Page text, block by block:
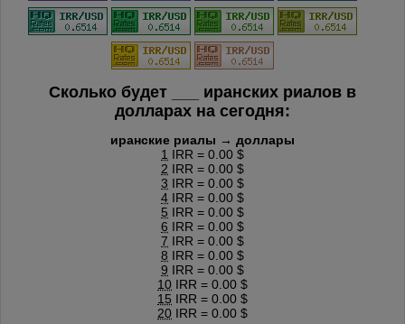
Сколько будет
иранских риалов в
долларах на сегодня:
иранские риалы → доллары
1 IRR = 0.00 $
2 IRR = 0.00 $
3 IRR = 0.00 $
4 IRR = 0.00 $
5 IRR = 0.00 $
6 IRR = 0.00 $
7 IRR = 0.00 $
8 IRR = 0.00 $
9 IRR = 0.00 $
10 IRR = 0.00 $
15 IRR = 0.00 $
20 IRR = 0.00 $